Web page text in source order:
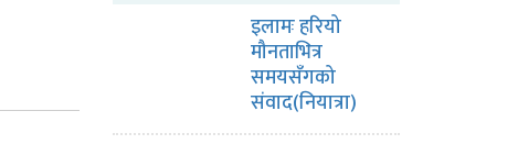
इलामः हरियो
मौनताभित्र
समयसँगको
संवाद(नियात्रा)